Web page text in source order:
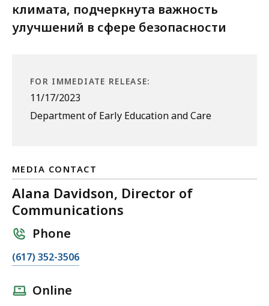
климата, подчеркнута важность
улучшений в сфере безопасности
FOR IMMEDIATE RELEASE:
11/17/2023
Department of Early Education and Care
MEDIA CONTACT
Alana Davidson, Director of
Communications
Phone
C
(617) 352-3506
Online